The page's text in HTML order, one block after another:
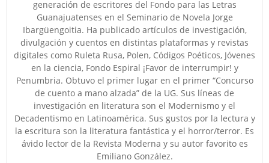
generación de escritores del Fondo para las Letras
Guanajuatenses en el Seminario de Novela Jorge
Ibargüengoitia. Ha publicado artículos de investigación,
divulgación y cuentos en distintas plataformas y revistas
digitales como Ruleta Rusa, Polen, Códigos Poéticos, Jóvenes
en la ciencia, Fondo Espiral ¡Favor de interrumpir! y
Penumbria. Obtuvo el primer lugar en el primer “Concurso
de cuento a mano alzada” de la UG. Sus líneas de
investigación en literatura son el Modernismo y el
Decadentismo en Latinoamérica. Sus gustos por la lectura y
la escritura son la literatura fantástica y el horror/terror. Es
ávido lector de la Revista Moderna y su autor favorito es
Emiliano González.